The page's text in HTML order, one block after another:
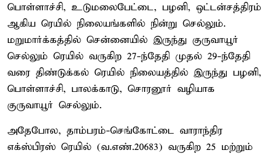
பொள்ளாச்சி, உடுமலைபேட்டை, பழனி, ஒட்டன்சத்திரம்
ஆகிய ரெயில் நிலையங்களில் நின்று செல்லும்.
மறுமார்க்கத்தில் சென்னையில் இருந்து குருவாயூர்
செல்லும் ரெயில் வருகிற 27-ந்தேதி முதல் 29-ந்தேதி
வரை திண்டுக்கல் ரெயில் நிலையத்தில் இருந்து பழனி,
பொள்ளாச்சி, பாலக்காடு, சொரனூர் வழியாக
குருவாயூர் செல்லும்.
அதேபோல, தாம்பரம்-செங்கோட்டை வாராந்திர
எக்ஸ்பிரஸ் ரெயில் (வ.எண்.20683) வருகிற 25 மற்றும்